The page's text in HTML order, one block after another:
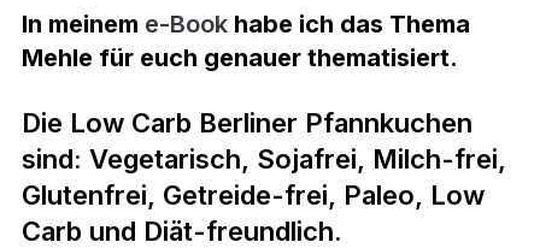
In meinem e-Bookhabe ich das Thema
Mehle für euch genauer thematisiert.
Die Low Carb Berliner Pfannkuchen
sind: Vegetarisch, Sojafrei, Milch-frei,
Glutenfrei, Getreide-frei, Paleo, Low
Carb und Diät-freundlich.